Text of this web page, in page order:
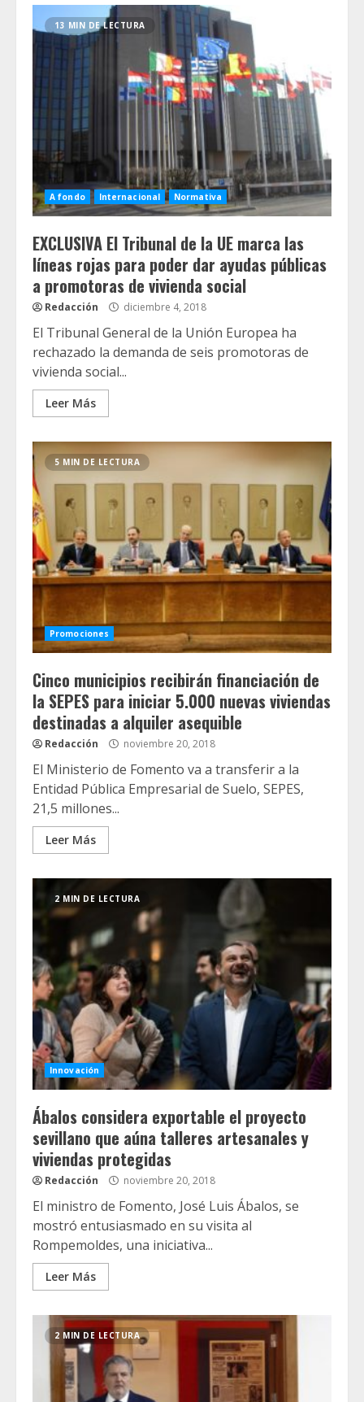
13 MIN DE LECTURA
A fondo Internacional Normativa
EXCLUSIVA El Tribunal de la UE marca las
líneas rojas para poder dar ayudas públicas
a promotoras de vivienda social
Redacción diciembre 4, 2018
El Tribunal General de la Unión Europea ha
rechazado la demanda de seis promotoras de
vivienda social...
Leer Más
5 MIN DE LECTURA
Promociones
Cinco municipios recibirán financiación de
la SEPES para iniciar 5.000 nuevas viviendas
destinadas a alquiler asequible
Redacción noviembre 20, 2018
El Ministerio de Fomento va a transferir a la
Entidad Pública Empresarial de Suelo, SEPES,
21,5 millones...
Leer Más
2 MIN DE LECTURA
Innovación
Ábalos considera exportable el proyecto
sevillano que aúna talleres artesanales y
viviendas protegidas
Redacción noviembre 20, 2018
El ministro de Fomento, José Luis Ábalos, se
mostró entusiasmado en su visita al
Rompemoldes, una iniciativa...
Leer Más
2 MIN DE LECTURA